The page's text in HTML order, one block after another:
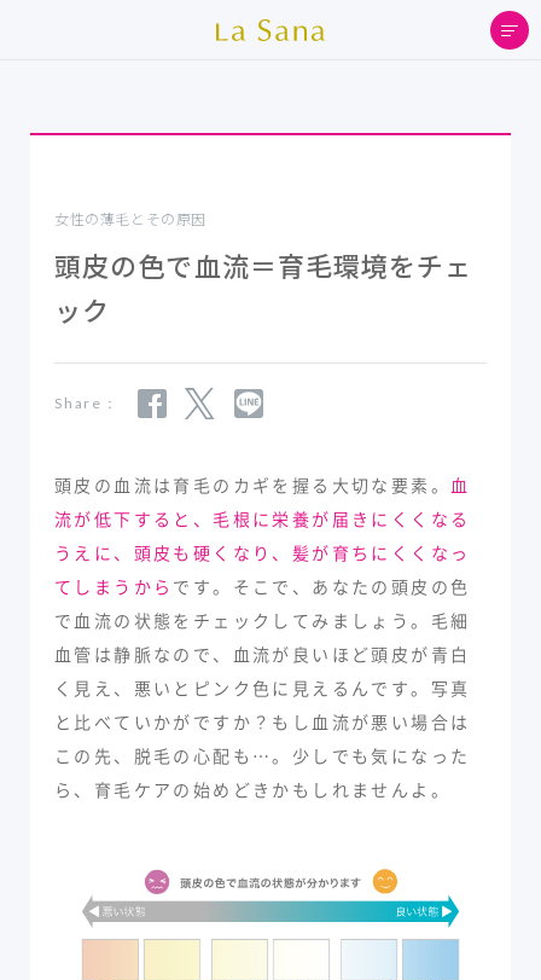
女性の薄毛とその原因
頭皮の色で血流＝育毛環境をチェ
ック
Share：
頭皮の血流は育毛のカギを握る大切な要素。 血
流が低下すると、毛根に栄養が届きにくくなる
うえに、頭皮も硬くなり、髪が育ちにくくなっ
てしまうから です。そこで、あなたの頭皮の色
で血流の状態をチェックしてみましょう。毛細
血管は静脈なので、血流が良いほど頭皮が青白
く見え、悪いとピンク色に見えるんです。写真
と比べていかがですか？もし血流が悪い場合は
この先、脱毛の心配も…。少しでも気になった
ら、育毛ケアの始めどきかもしれませんよ。